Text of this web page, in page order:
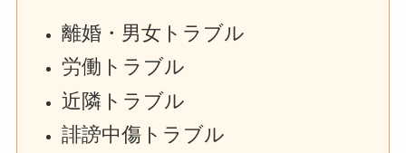
離婚・男女トラブル
労働トラブル
近隣トラブル
誹謗中傷トラブル